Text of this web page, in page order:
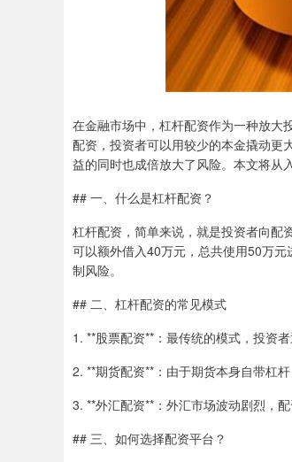
在金融市场中，杠杆配资作为一种放大
配资，投资者可以用较少的本金撬动更
益的同时也成倍放大了风险。本文将从
## 一、什么是杠杆配资？
杠杆配资，简单来说，就是投资者向配
可以额外借入40万元，总共使用50万
制风险。
## 二、杠杆配资的常见模式
1. **股票配资**：最传统的模式，投资
2. **期货配资**：由于期货本身自带杠
3. **外汇配资**：外汇市场波动剧烈，
## 三、如何选择配资平台？